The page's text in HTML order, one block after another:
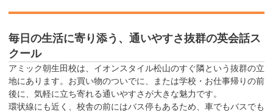
毎日の生活に寄り添う、通いやすさ抜群の英会話ス
クール
アミック朝生田校は、イオンスタイル松山のすぐ隣という抜群の立
地にあります。 お買い物のついでに、または学校・お仕事帰りの前
後に、気軽に立ち寄れる通いやすさが大きな魅力です。
環状線にも近く、校舎の前にはバス停もあるため、車でもバスでも